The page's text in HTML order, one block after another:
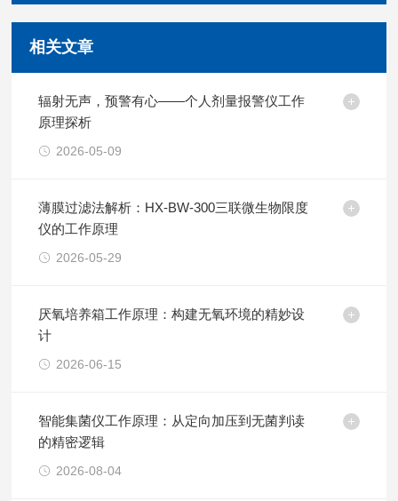
相关文章
辐射无声，预警有心——个人剂量报警仪工作
原理探析
2026-05-09
薄膜过滤法解析：HX-BW-300三联微生物限度
仪的工作原理
2026-05-29
厌氧培养箱工作原理：构建无氧环境的精妙设
计
2026-06-15
智能集菌仪工作原理：从定向加压到无菌判读
的精密逻辑
2026-08-04